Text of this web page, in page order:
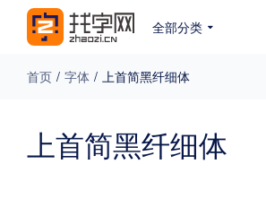
全部分类
免费下载 收费下载 更多
首页 / 字体 / 上首简黑纤细体
上首简黑纤细体